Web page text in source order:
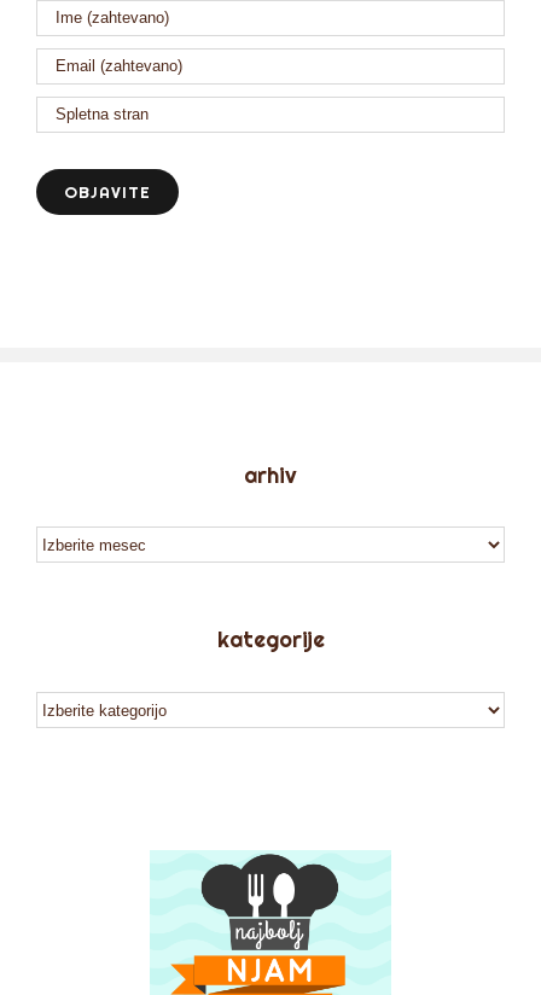
arhiv
arhiv
kategorije
kategorije